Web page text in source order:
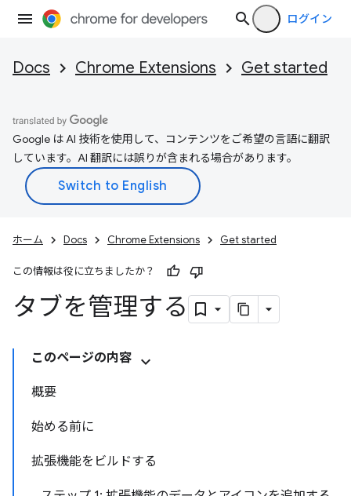
ログイン
Docs Chrome Extensions Get started
Google は AI 技術を使用して、コンテンツをご希望の言語に翻訳
しています。AI 翻訳には誤りが含まれる場合があります。
ホーム Docs Chrome Extensions Get started
この情報は役に立ちましたか？
タブを管理する
このページの内容
概要
始める前に
拡張機能をビルドする